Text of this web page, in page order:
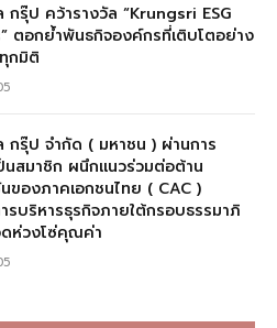
กรุ๊ป คว้ารางวัล “Krungsri ESG
ตอกย้ำพันธกิจองค์กรที่เติบโตอย่าง
กมิติ
กรุ๊ป จำกัด ( มหาชน ) ผ่านการ
นสมาชิก ผนึกแนวร่วมต่อต้าน
ของภาคเอกชนไทย ( CAC )
รบริหารธุรกิจภายใต้กรอบธรรมาภิ
ห่วงโซ่คุณค่า